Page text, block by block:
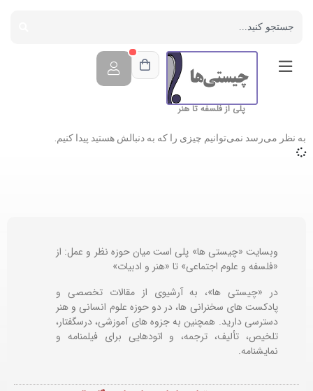
پلی از فلسفه تا هنر
به نظر می‌رسد نمی‌توانیم چیزی را که به دنبالش هستید پیدا کنیم.
وبسایت «چیستی ها» پلی است میان حوزه نظر و عمل: از
«فلسفه و علوم اجتماعی» تا «هنر و ادبیات»
در «چیستی ها»، به آرشیوی از مقالات تخصصی و
پادکست های سخنرانی ها، در دو حوزه علوم انسانی و هنر
دسترسی دارید. همچنین به جزوه های آموزشی، درسگفتار،
تلخیص، تألیف، ترجمه، و اتودهایی برایفیلمنامه و
نمایشنامه.